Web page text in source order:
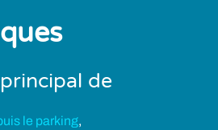
de
le parking,